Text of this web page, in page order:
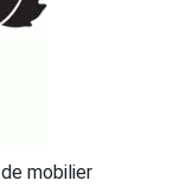
mobilier